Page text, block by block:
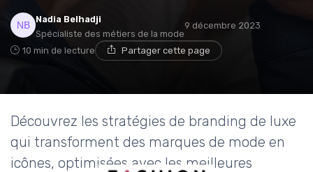
Nadia Belhadji
Spécialiste des métiers de la mode
9 décembre 2023
10 min de lecture Partager cette page
Découvrez les stratégies de branding de luxe
qui transforment des marques de mode en
icônes, optimisées avec les meilleures